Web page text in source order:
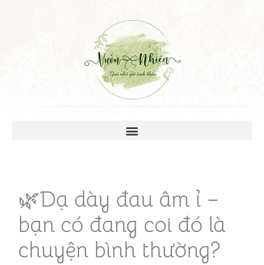
🌿Dạ dày đau âm ỉ –
bạn có đang coi đó là
chuyện bình thường?